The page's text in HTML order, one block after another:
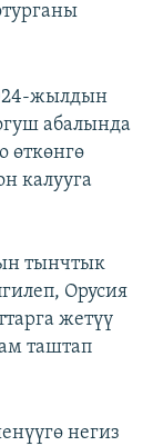
жылдын
абалында
калууга
тынчтык
Орусия
жетүү
таштап
негиз